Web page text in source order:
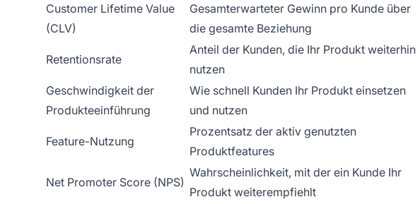
Customer Lifetime Value
(CLV)
Gesamterwarteter Gewinn pro Kunde über
die gesamte Beziehung
Retentionsrate
Anteil der Kunden, die Ihr Produkt weiterhin
nutzen
Geschwindigkeit der
Produkteeinführung
Wie schnell Kunden Ihr Produkt einsetzen
und nutzen
Feature-Nutzung
Prozentsatz der aktiv genutzten
Produktfeatures
Net Promoter Score (NPS)
Wahrscheinlichkeit, mit der ein Kunde Ihr
Produkt weiterempfiehlt